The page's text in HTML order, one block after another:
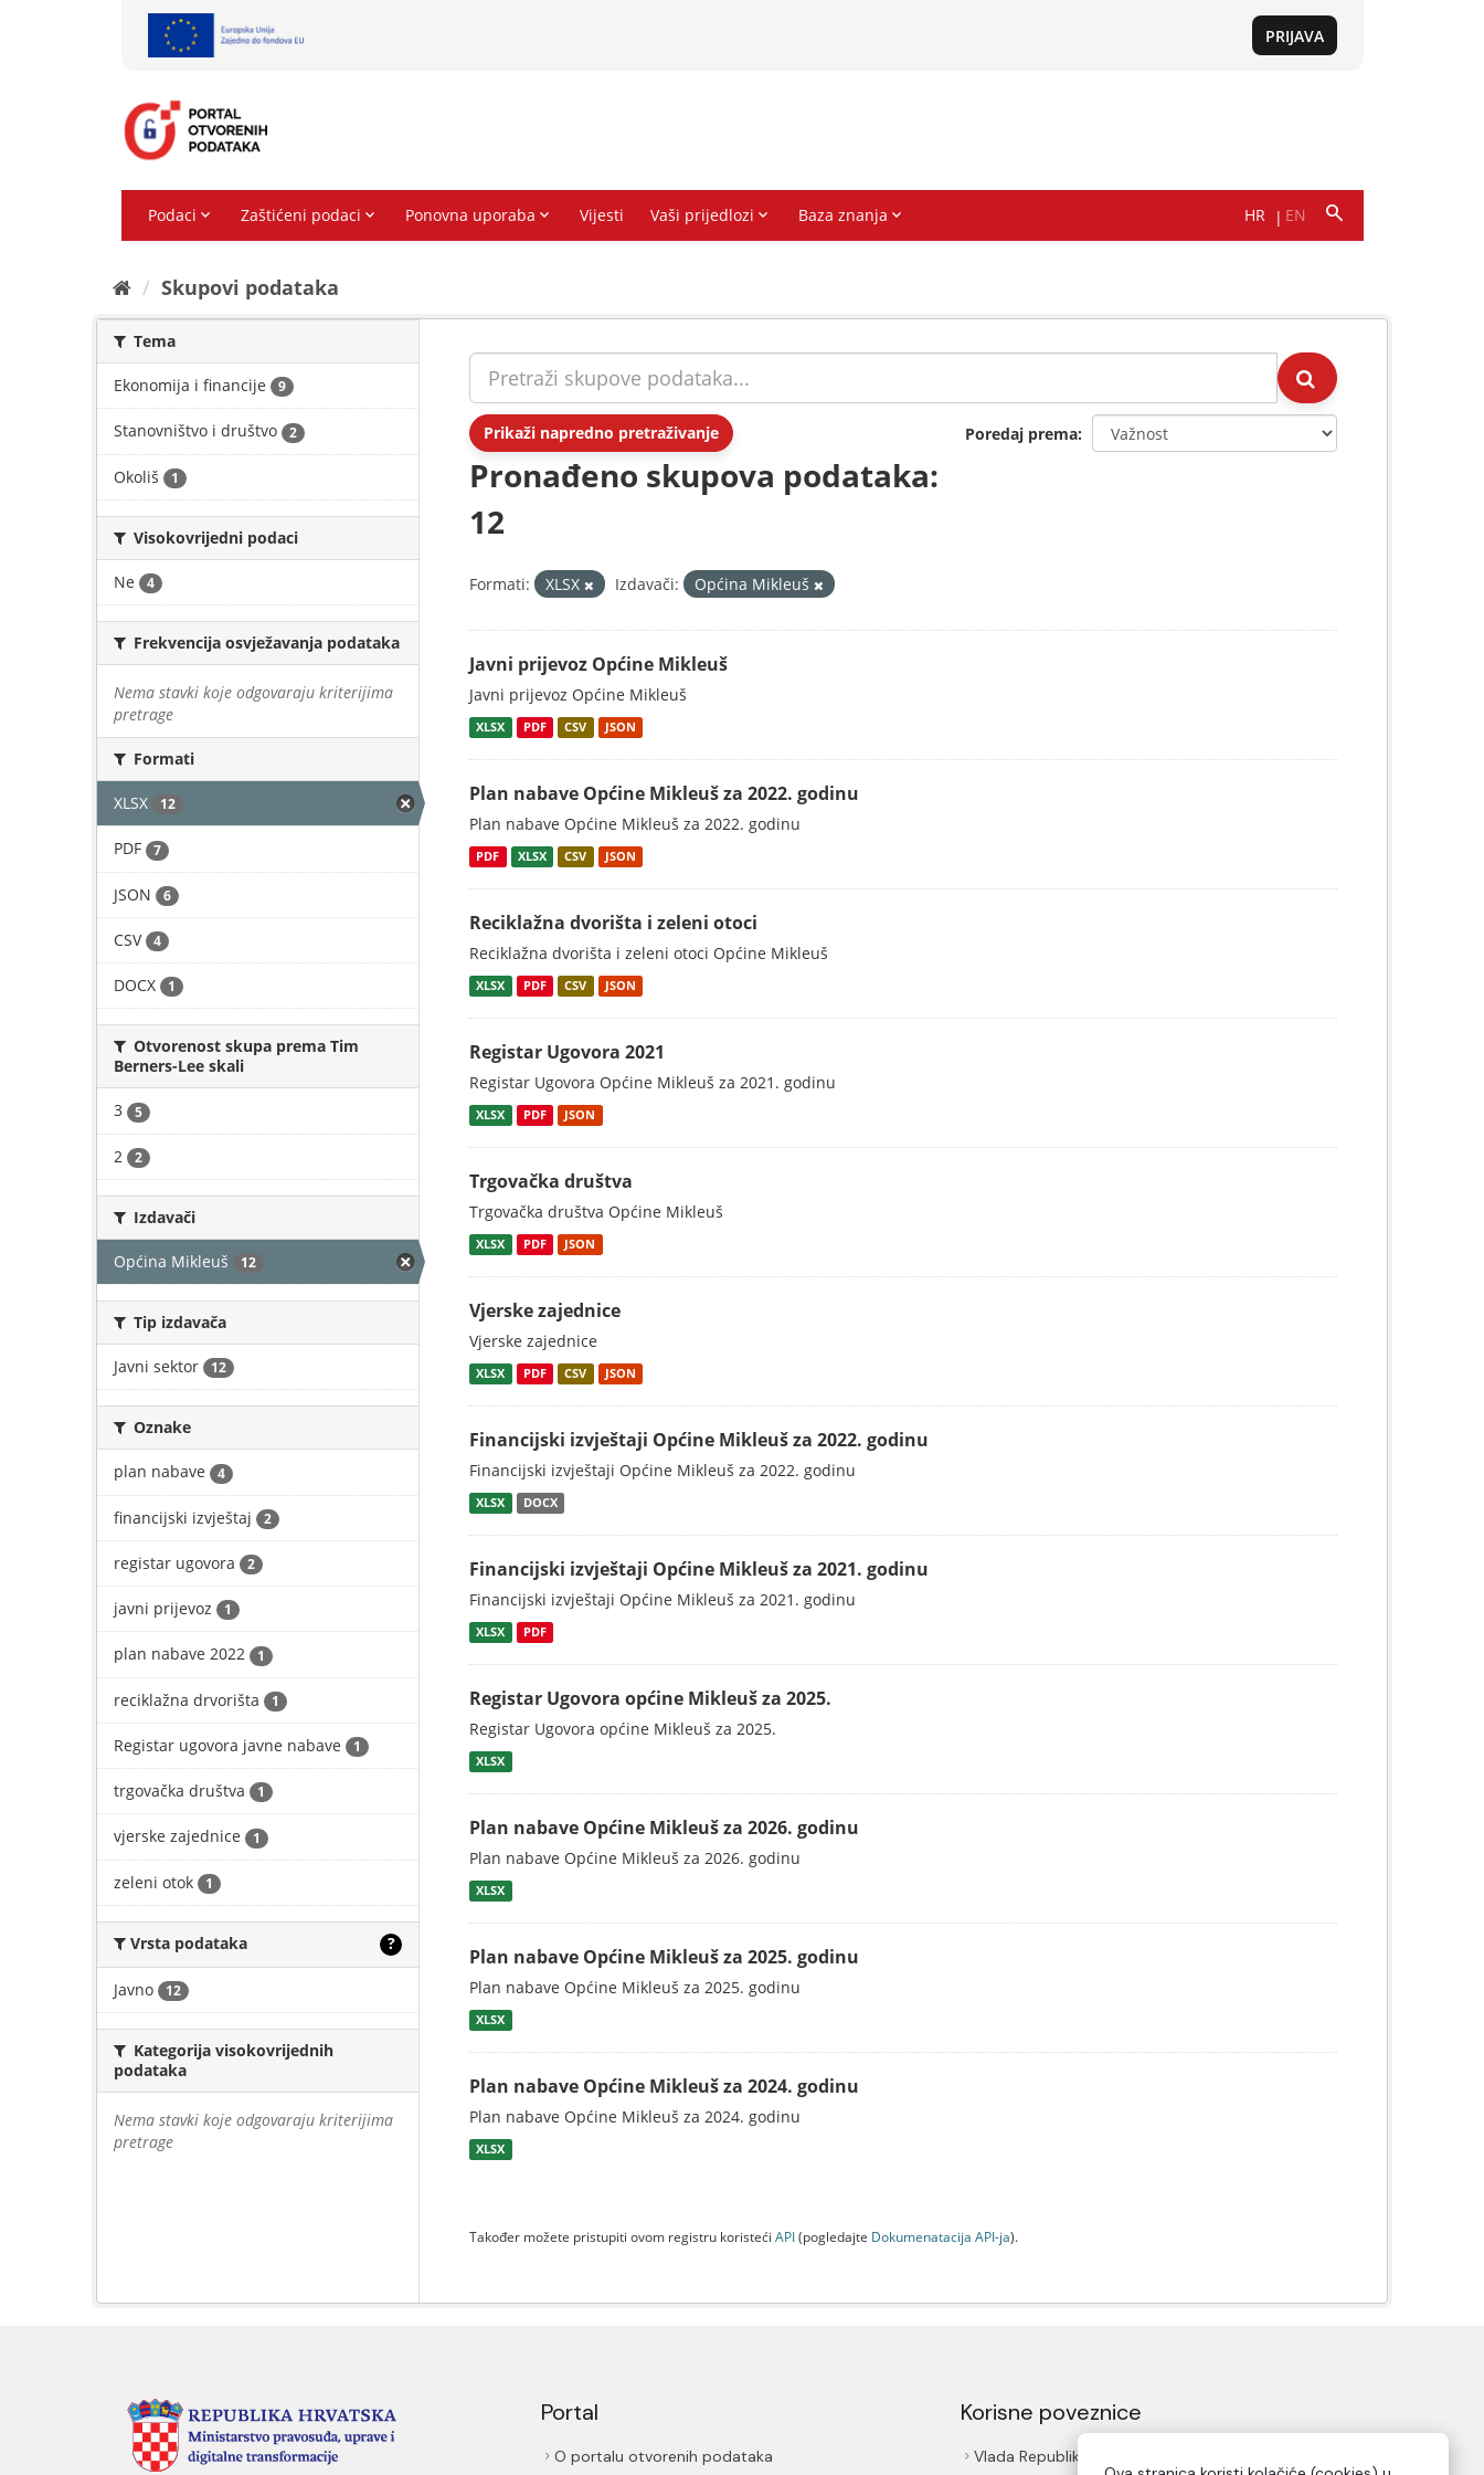
Skupovi podаtаkа
Tema
Ekonomija i financije 9
Stanovništvo i društvo 2
Okoliš 1
Visokovrijedni podaci
Ne 4
Frekvencija osvježavanja podataka
Nema stavki koje odgovaraju kriterijima
pretrage
Formati
XLSX 12
PDF 7
JSON 6
CSV 4
DOCX 1
Otvorenost skupa prema Tim
Berners-Lee skali
3 5
2 2
Izdavači
Općina Mikleuš 12
Tip izdavača
Javni sektor 12
Oznake
plan nabave 4
financijski izvještaj 2
registar ugovora 2
javni prijevoz 1
plan nabave 2022 1
reciklažna drvorišta 1
Registar ugovora javne nabave 1
trgovačka društva 1
vjerske zajednice 1
zeleni otok 1
Vrsta podataka ?
Javno 12
Kategorija visokovrijednih
podataka
Nema stavki koje odgovaraju kriterijima
pretrage
Prikaži napredno pretraživanje Poredaj prema
Pronađeno skupova podataka:
12
Formati: XLSX Izdavači: Općina Mikleuš
Javni prijevoz Općine Mikleuš
Javni prijevoz Općine Mikleuš
XLSX PDF CSV JSON
Plan nabave Općine Mikleuš za 2022. godinu
Plan nabave Općine Mikleuš za 2022. godinu
PDF XLSX CSV JSON
Reciklažna dvorišta i zeleni otoci
Reciklažna dvorišta i zeleni otoci Općine Mikleuš
XLSX PDF CSV JSON
Registar Ugovora 2021
Registar Ugovora Općine Mikleuš za 2021. godinu
XLSX PDF JSON
Trgovačka društva
Trgovačka društva Općine Mikleuš
XLSX PDF JSON
Vjerske zajednice
Vjerske zajednice
XLSX PDF CSV JSON
Financijski izvještaji Općine Mikleuš za 2022. godinu
Financijski izvještaji Općine Mikleuš za 2022. godinu
XLSX DOCX
Financijski izvještaji Općine Mikleuš za 2021. godinu
Financijski izvještaji Općine Mikleuš za 2021. godinu
XLSX PDF
Registar Ugovora općine Mikleuš za 2025.
Registar Ugovora općine Mikleuš za 2025.
XLSX
Plan nabave Općine Mikleuš za 2026. godinu
Plan nabave Općine Mikleuš za 2026. godinu
XLSX
Plan nabave Općine Mikleuš za 2025. godinu
Plan nabave Općine Mikleuš za 2025. godinu
XLSX
Plan nabave Općine Mikleuš za 2024. godinu
Plan nabave Općine Mikleuš za 2024. godinu
XLSX
Također možete pristupiti ovom registru koristeći API(pogledajte Dokumenаtаcijа API-jа).